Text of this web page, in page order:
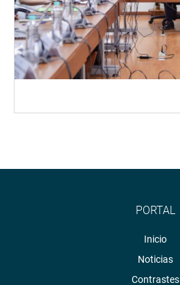
PORTAL
Inicio
Noticias
Contrastes